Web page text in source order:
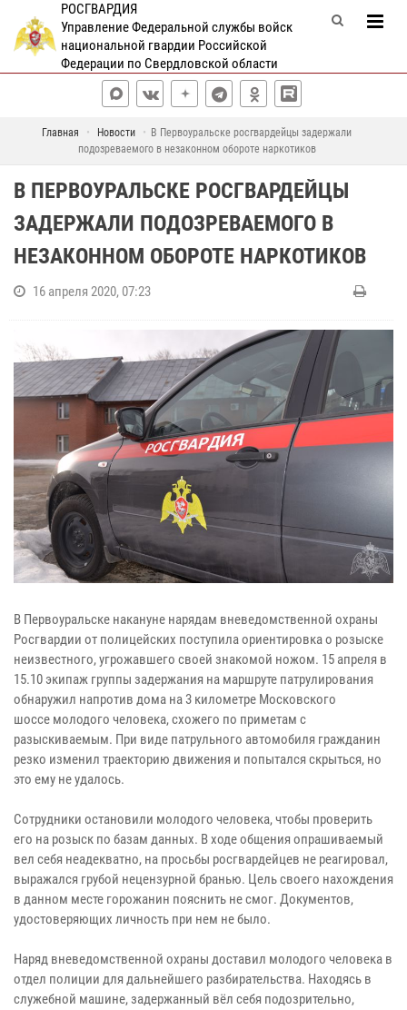
РОСГВАРДИЯ
Управление Федеральной службы войск
национальной гвардии Российской
Федерации по Свердловской области
Главная Новости
В Первоуральске росгвардейцы задержали
подозреваемого в незаконном обороте наркотиков
В ПЕРВОУРАЛЬСКЕ РОСГВАРДЕЙЦЫ
ЗАДЕРЖАЛИ ПОДОЗРЕВАЕМОГО В
НЕЗАКОННОМ ОБОРОТЕ НАРКОТИКОВ
16 апреля 2020, 07:23
В Первоуральске накануне нарядам вневедомственной охраны
Росгвардии от полицейских поступила ориентировка о розыске
неизвестного, угрожавшего своей знакомой ножом. 15 апреля в
15.10 экипаж группы задержания на маршруте патрулирования
обнаружил напротив дома на 3 километре Московского
шоссе молодого человека, схожего по приметам с
разыскиваемым. При виде патрульного автомобиля гражданин
резко изменил траекторию движения и попытался скрыться, но
это ему не удалось.
Сотрудники остановили молодого человека, чтобы проверить
его на розыск по базам данных. В ходе общения опрашиваемый
вел себя неадекватно, на просьбы росгвардейцев не реагировал,
выражался грубой нецензурной бранью. Цель своего нахождения
в данном месте горожанин пояснить не смог. Документов,
удостоверяющих личность при нем не было.
Наряд вневедомственной охраны доставил молодого человека в
отдел полиции для дальнейшего разбирательства. Находясь в
служебной машине, задержанный вёл себя подозрительно,